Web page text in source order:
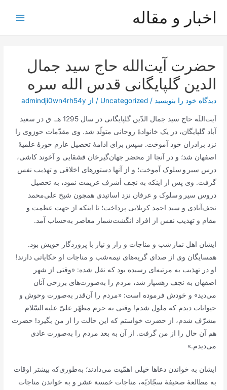
اخبار و مقاله
حضرت آيت‌الله حاج سید جمال
الدین گلپایگانی قدس الله سره
دیدگاه‌ خود را بنویسید /
Uncategorized / از admindji0wn4rh54y
آیت‌اللَه حاج سید جمال الدّین گلپایگانی در سال 1295 ه‍ـ. ق در سعید
آباد گلپایگان، در یک خانوادۀ روحانی متولّد شد. وی مقدّمات حوزوی را
نزد برادران خود آموخت. سپس برای ادامۀ تحصیل عازم حوزۀ علمیۀ
اصفهان شد؛ و در آنجا از محضر جهان‌گیرخان قشقایی و آخوند کاشی،
درس سیر و سلوک آموخت؛ و از آنها دستورهای اخلاقی و تهذیب نفس
گرفت. وی پس از اینکه به نجف أشرف عزیمت نمود، به تحصیل
دروس سیر و سلوک و عرفان نزد اساتیدی همچون شیخ علی‌محمد
نجف‌آبادی و سید احمد کربلایی پرداخت؛ تا اینکه از جهت عظمت و
مقام و تهذیب نفس از افراد انگشت‌شمار معاصر به‌حساب آمد.
ایشان اهل نماز شب و مناجات و راز و نیاز با پروردگار خویش بود.
همسایگان وی از صدای گریه‌های نیمه‌شب و مناجات او حکایاتی دارند!
او در تهذیب به مرتبه‌ای رسیده بود که نقل شده: «وقتی از شهر
اصفهان به نجف رهسپار شد، مردم را به‌صورت‌های برزخی آنان
می‌دید» و خودش فرموده است: «مردم را آن‌قدر به‌صورت وحوش و
حیوانات دیدم که ملول شدم! وقتی به حرم مطهّر علیّ علیه السّلام
مشرّف شدم، از حضرت خواستم که این حالت را از من بگیرد! حضرت
هم آن حال را از من گرفت. از آن به بعد مردم را به‌صورت عادی
می‌دیدم.»
ایشان به خواندن دعاها خیلی اهمّیت می‌دادند؛ به‌طوری‌که بیشتر اوقات
به مطالعۀ صحیفۀ سجّادیّه، مناجات خمسة عشر و به خواندن مناجات